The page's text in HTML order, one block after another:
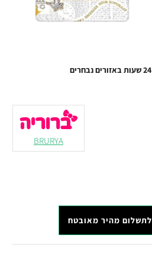
BRURYA
לתשלום מהיר מאובטח